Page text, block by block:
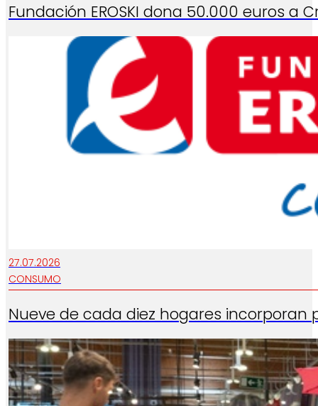
Fundación EROSKI dona 50.000 euros a
27.07.2026
CONSUMO
Nueve de cada diez hogares